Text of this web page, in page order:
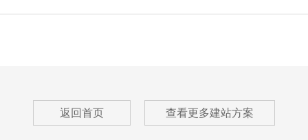
返回首页 查看更多建站方案